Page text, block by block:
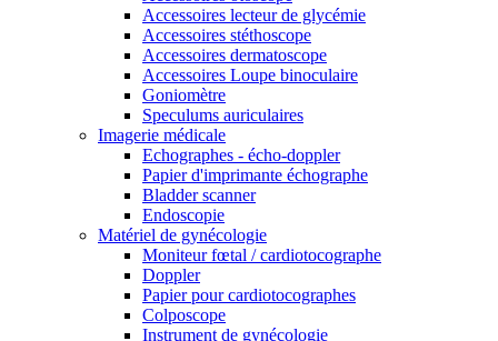
Accessoires lecteur de glycémie
Accessoires stéthoscope
Accessoires dermatoscope
Accessoires Loupe binoculaire
Goniomètre
Speculums auriculaires
Imagerie médicale
Echographes - écho-doppler
Papier d'imprimante échographe
Bladder scanner
Endoscopie
Matériel de gynécologie
Moniteur fœtal / cardiotocographe
Doppler
Papier pour cardiotocographes
Colposcope
Instrument de gynécologie